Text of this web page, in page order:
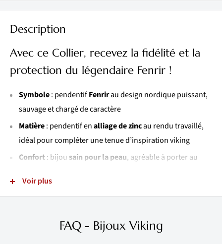
Description
Avec ce Collier, recevez la fidélité et la
protection du légendaire Fenrir !
Symbole: pendentifFenrirau design nordique puissant,
sauvage et chargé de caractère
Matière: pendentif enalliage de zincau rendu travaillé,
idéal pour compléter une tenue d’inspiration viking
Confort: bijou sain pour la peau, agréable à porter au
Finition
:relique nordique unique , difficile à trouver en
Voir plus
FAQ - Bijoux Viking